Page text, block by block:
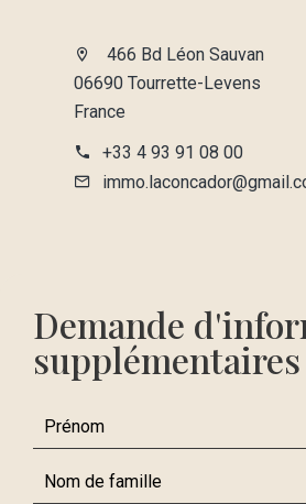
466 Bd Léon Sauvan
06690 Tourrette-Levens
France
+33 4 93 91 08 00
Demande
supplémentaires